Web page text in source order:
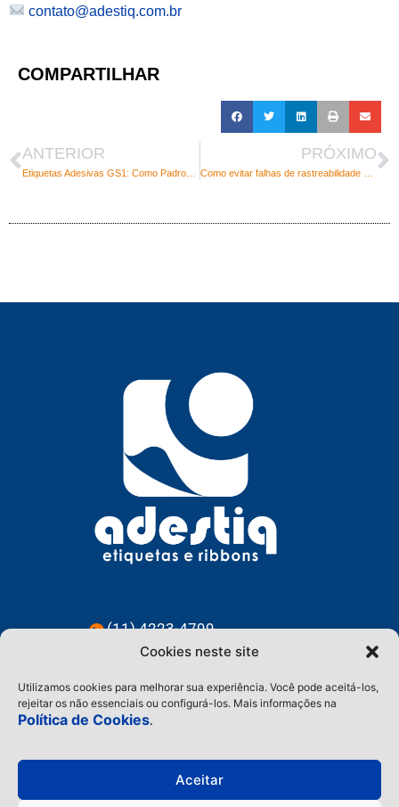
Cookies neste site
Utilizamos cookies para melhorar sua experiência. Você pode aceitá-los,
rejeitar os não essenciais ou configurá-los. Mais informações na
Política de Cookies.
Aceitar
contato@adestiq.com.br
COMPARTILHAR
ANTERIOR PRÓXIMO
(11) 4223-4799
(11) 91228-3583
contato@adestiq.com.br
@adestiq
Home